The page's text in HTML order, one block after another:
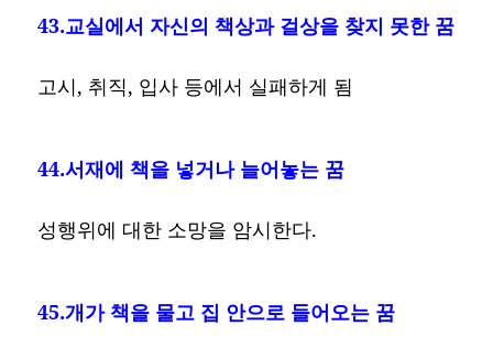
43.교실에서 자신의 책상과 걸상을 찾지 못한 꿈
고시, 취직, 입사 등에서 실패하게 됨
44.서재에 책을 넣거나 늘어놓는 꿈
성행위에 대한 소망을 암시한다.
45.개가 책을 물고 집 안으로 들어오는 꿈